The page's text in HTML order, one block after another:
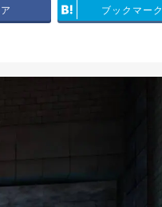
ブックマーク